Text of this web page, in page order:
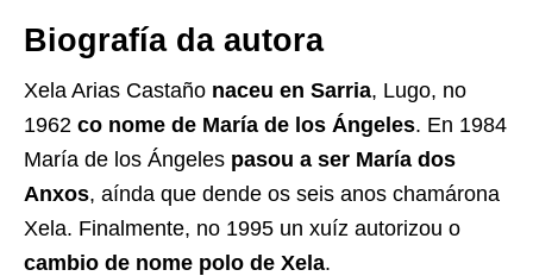
Biografía da autora
Xela Arias Castaño naceu en Sarria, Lugo, no
1962 co nome de María de los Ángeles. En 1984
María de los Ángeles pasou a ser María dos
Anxos, aínda que dende os seis anos chamárona
Xela. Finalmente, no 1995 un xuíz autorizou o
cambio de nome polo de Xela.